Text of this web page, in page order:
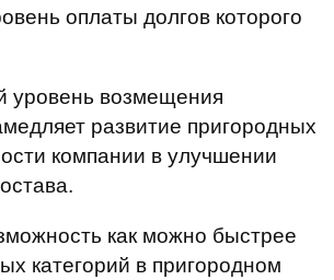
оплаты долгов которого
уровень возмещения
развитие пригородных
компании в улучшении
как можно быстрее
категорий в пригородном